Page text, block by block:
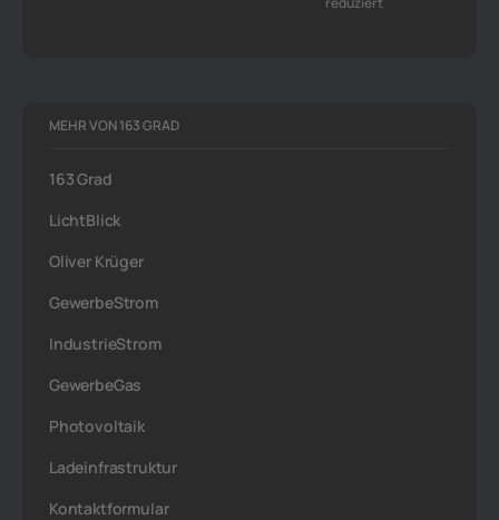
MEHR VON 163 GRAD
163 Grad
LichtBlick
Oliver Krüger
GewerbeStrom
IndustrieStrom
GewerbeGas
Photovoltaik
Ladeinfrastruktur
Kontaktformular